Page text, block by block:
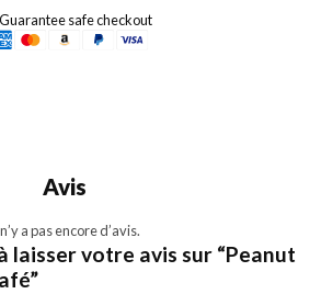
Guarantee safe checkout
Avis
a pas encore d’avis.
laisser votre avis sur “Peanut